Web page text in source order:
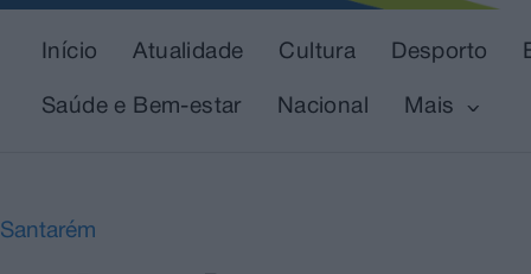
Início Atualidade Cultura Desporto
Saúde e Bem-estar Nacional Mais
Santarém